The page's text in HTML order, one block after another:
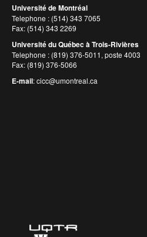
Université de Montréal
Telephone : (514) 343 7065
Fax: (514) 343 2269
Université du Québec à Trois-Rivières
Telephone : (819) 376-5011, poste 4003
Fax: (819) 376-5066
E-mail:cicc@umontreal.ca